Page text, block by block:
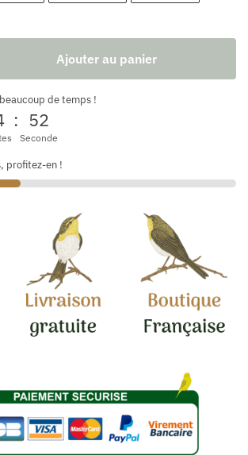
Ajouter au panier
de temps !
: 52
Seconde
profitez-en !